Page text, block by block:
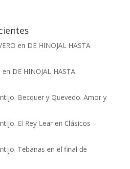
en DE HINOJAL HASTA
en DE HINOJAL HASTA
Becquer y Quevedo. Amor y
El Rey Lear en Clásicos
Tebanas en el final de